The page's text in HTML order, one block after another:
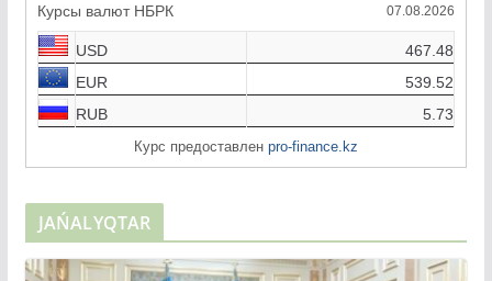
Курсы валют НБРК 07.08.2026
USD
467.48
EUR
539.52
RUB
5.73
Курс предоставлен pro-finance.kz
JAŃALYQTAR